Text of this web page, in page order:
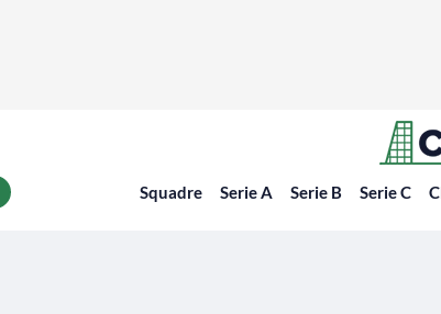
Squadre Serie A Serie B Serie C